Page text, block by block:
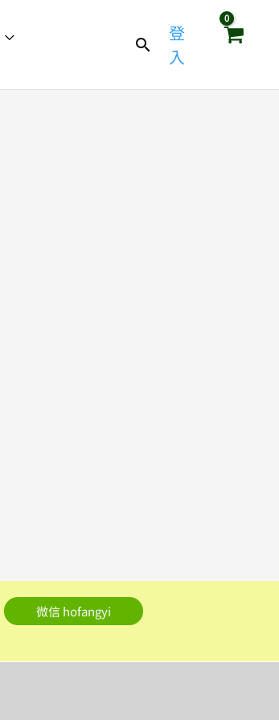
登
入
微信 hofangyi